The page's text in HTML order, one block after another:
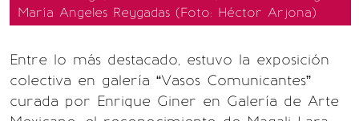
María Angeles Reygadas (Foto: Héctor Arjona)
Entre lo más destacado, estuvo la exposición
colectiva en galería “Vasos Comunicantes”
curada por Enrique Giner en Galería de Arte